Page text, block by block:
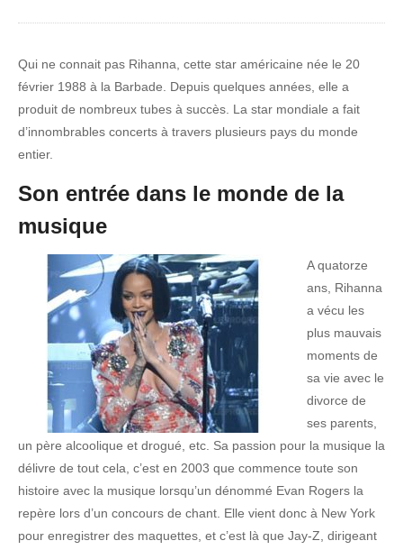
Qui ne connait pas Rihanna, cette star américaine née le 20
février 1988 à la Barbade. Depuis quelques années, elle a
produit de nombreux tubes à succès. La star mondiale a fait
d’innombrables concerts à travers plusieurs pays du monde
entier.
Son entrée dans le monde de la
musique
A quatorze
ans, Rihanna
a vécu les
plus mauvais
moments de
sa vie avec le
divorce de
ses parents,
un père alcoolique et drogué, etc. Sa passion pour la musique la
délivre de tout cela, c’est en 2003 que commence toute son
histoire avec la musique lorsqu’un dénommé Evan Rogers la
repère lors d’un concours de chant. Elle vient donc à New York
pour enregistrer des maquettes, et c’est là que Jay-Z, dirigeant